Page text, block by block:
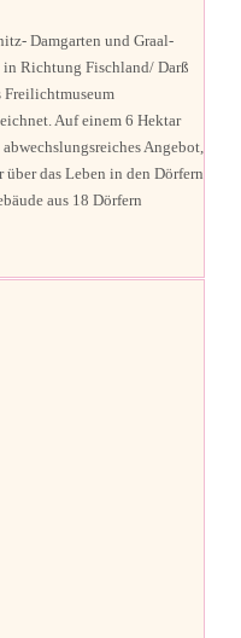
Damgarten und Graal-
Richtung Fischland/ Darß
Freilichtmuseum
Auf einem 6 Hektar
Angebot,
das Leben in den Dörfern
aus 18 Dörfern